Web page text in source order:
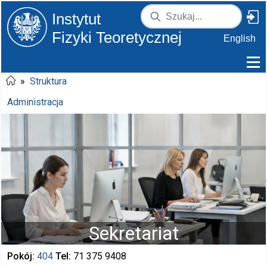
Instytut
Fizyki Teoretycznej
English
» Struktura
Administracja
Sekretariat
Pokój 404 Tel 71 375 9408